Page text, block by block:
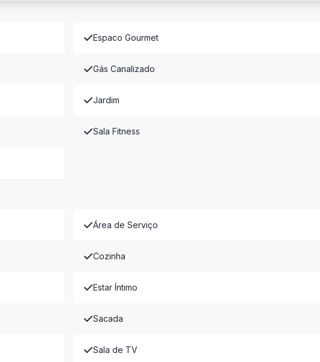
Espaco Gourmet
Gás Canalizado
Jardim
Sala Fitness
Área de Serviço
Cozinha
Estar Íntimo
Sacada
Sala de TV